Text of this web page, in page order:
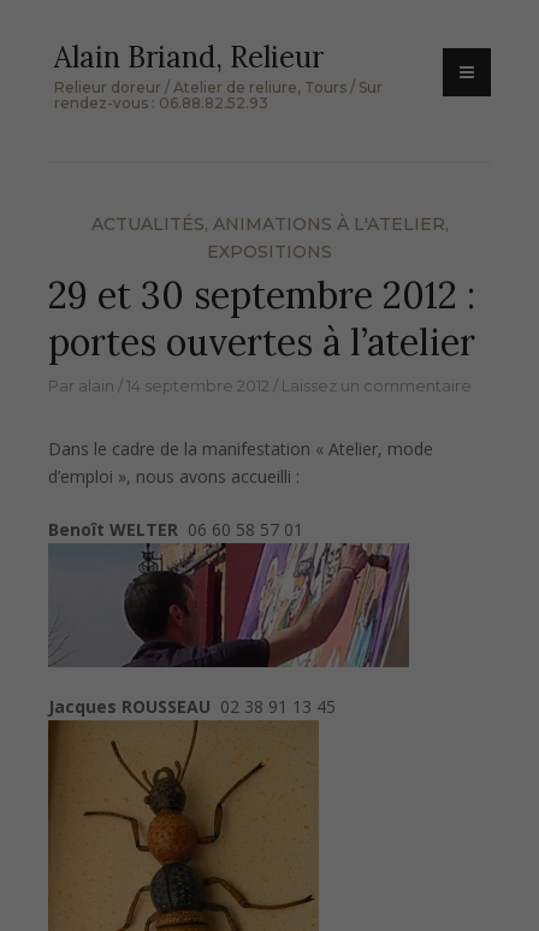
content
Alain Briand, Relieur
Relieur doreur / Atelier de reliure, Tours / Sur
rendez-vous : 06.88.82.52.93
ACTUALITÉS, ANIMATIONS À L'ATELIER,
EXPOSITIONS
29 et 30 septembre 2012 :
portes ouvertes à l’atelier
Par alain 14 septembre 2012 Laissez un commentaire
Dans le cadre de la manifestation « Atelier, mode
d’emploi », nous avons accueilli :
Benoît WELTER 06 60 58 57 01
Jacques ROUSSEAU 02 38 91 13 45